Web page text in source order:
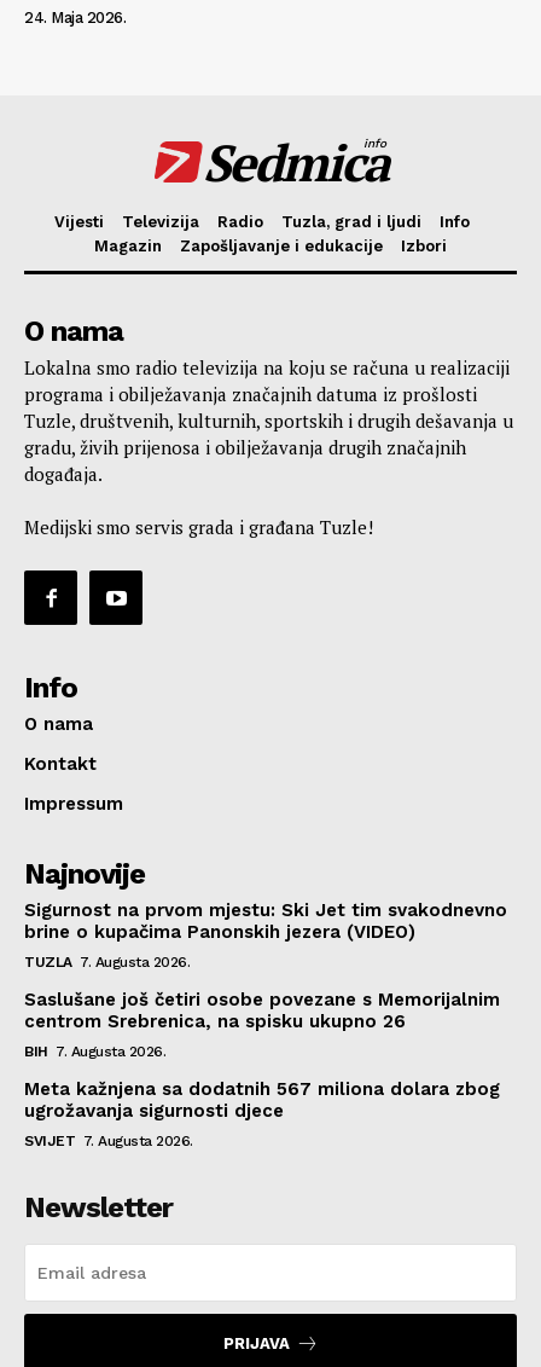
24. Maja 2026.
Sedmica
info
Vijesti Televizija Radio Tuzla, grad i ljudi
Info
Magazin
Zapošljavanje i edukacije Izbori
O nama
Lokalna smo radio televizija na koju se računa u realizaciji
programa i obilježavanja značajnih datuma iz prošlosti
Tuzle, društvenih, kulturnih, sportskih i drugih dešavanja u
gradu, živih prijenosa i obilježavanja drugih značajnih
događaja.
Medijski smo servis grada i građana Tuzle!
Info
O nama
Kontakt
Impressum
Najnovije
Sigurnost na prvom mjestu: Ski Jet tim svakodnevno
brine o kupačima Panonskih jezera (VIDEO)
TUZLA 7. Augusta 2026.
Saslušane još četiri osobe povezane s Memorijalnim
centrom Srebrenica, na spisku ukupno 26
BIH 7. Augusta 2026.
Meta kažnjena sa dodatnih 567 miliona dolara zbog
ugrožavanja sigurnosti djece
SVIJET 7. Augusta 2026.
Newsletter
PRIJAVA